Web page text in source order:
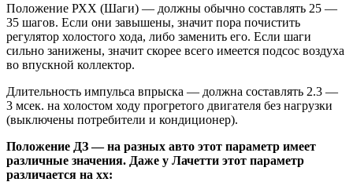
Положение РХХ (Шаги) — должны обычно составлять 25 —
35 шагов. Если они завышены, значит пора почистить
регулятор холостого хода, либо заменить его. Если шаги
сильно занижены, значит скорее всего имеется подсос воздуха
во впускной коллектор.
Длительность импульса впрыска — должна составлять 2.3 —
3 мсек. на холостом ходу прогретого двигателя без нагрузки
(выключены потребители и кондиционер).
Положение ДЗ — на разных авто этот параметр имеет
различные значения. Даже у Лачетти этот параметр
различается на хх: